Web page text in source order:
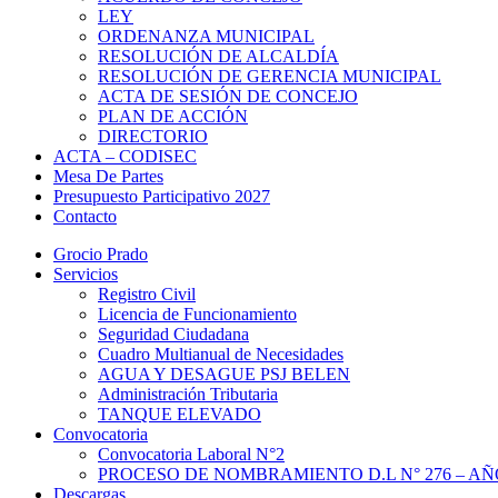
LEY
ORDENANZA MUNICIPAL
RESOLUCIÓN DE ALCALDÍA
RESOLUCIÓN DE GERENCIA MUNICIPAL
ACTA DE SESIÓN DE CONCEJO
PLAN DE ACCIÓN
DIRECTORIO
ACTA – CODISEC
Mesa De Partes
Presupuesto Participativo 2027
Contacto
Grocio Prado
Servicios
Registro Civil
Licencia de Funcionamiento
Seguridad Ciudadana
Cuadro Multianual de Necesidades
AGUA Y DESAGUE PSJ BELEN
Administración Tributaria
TANQUE ELEVADO
Convocatoria
Convocatoria Laboral N°2
PROCESO DE NOMBRAMIENTO D.L N° 276 –
Descargas